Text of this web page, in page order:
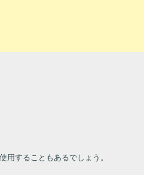
用することもあるでしょう。